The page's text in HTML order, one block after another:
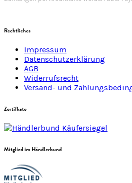
Rechtliches
Impressum
Datenschutzerklärung
AGB
Widerrufsrecht
Versand- und
Zertifkate
Mitglied im Händlerbund